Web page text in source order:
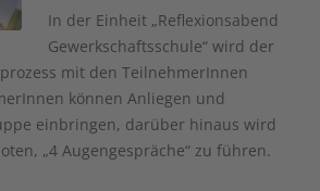
In der Einheit „Reflexionsabend
Gewerkschaftsschule“ wird der
mit den TeilnehmerInnen
können Anliegen und
einbringen, darüber hinaus wird
„4 Augengespräche“ zu führen.